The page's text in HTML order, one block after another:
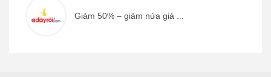
Giảm 50% – giảm nửa giá ...